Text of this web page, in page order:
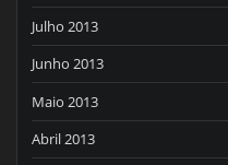
Julho 2013
Junho 2013
Maio 2013
Abril 2013